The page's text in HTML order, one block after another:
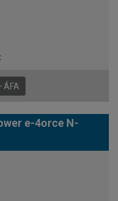
ÁFA
e-4orce N-